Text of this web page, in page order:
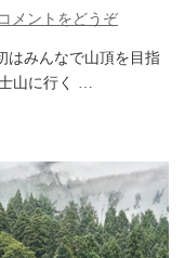
コメントをどうぞ(い
も
見
え
な
い
はみんなで山頂を目指
山に行く …